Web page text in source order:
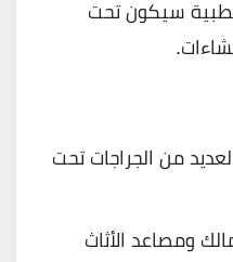
سيكون تحت
من الجراجات تحت
ومصاعد الأثاث